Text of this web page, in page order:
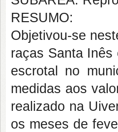
RESUMO:
Objetivou-se
raças Santa
escrotal no
medidas aos
realizado na
os meses de